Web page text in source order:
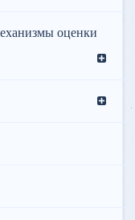
оценки